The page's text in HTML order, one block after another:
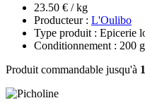
23.50 € / kg
Producteur : L'Oulibo
Type produit : Epicerie
Conditionnement : 200 g
Produit commandable jusqu'à 1